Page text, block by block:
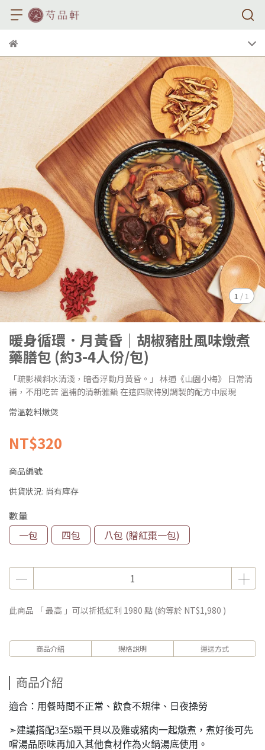
1 / 1
暖身循環．月黃昏｜胡椒豬肚風味燉煮
藥膳包 (約3-4人份/包)
「疏影橫斜水清淺，暗香浮動月黃昏。」 林逋《山園小梅》 日常清
補，不用吃苦 溫補的清新雅韻 在這四款特別調製的配方中展現
常溫乾料燉煲
NT$320
商品編號:
供貨狀況: 尚有庫存
數量
一包
四包 八包 (贈紅棗一包)
此商品 「 最高 」可以折抵紅利 1980 點 (約等於 NT$1,980 )
商品介紹 規格說明 運送方式
商品介紹
適合：用餐時間不正常、飲食不規律、日夜操勞
➣建議搭配3至5顆干貝以及雞或豬肉一起燉煮，煮好後可先
嚐湯品原味再加入其他食材作為火鍋湯底使用。